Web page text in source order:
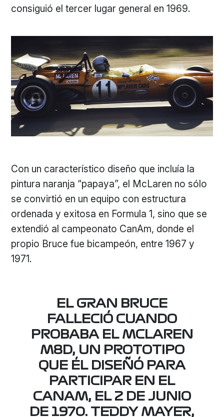
consiguió el tercer lugar general en 1969.
Con un característico diseño que incluía la
pintura naranja “papaya”, el McLaren no sólo
se convirtió en un equipo con estructura
ordenada y exitosa en Formula 1, sino que se
extendió al campeonato CanAm, donde el
propio Bruce fue bicampeón, entre 1967 y
1971.
EL GRAN BRUCE
FALLECIÓ CUANDO
PROBABA EL MCLAREN
M8D, UN PROTOTIPO
QUE ÉL DISEÑÓ PARA
PARTICIPAR EN EL
CANAM, EL 2 DE JUNIO
DE 1970. TEDDY MAYER,